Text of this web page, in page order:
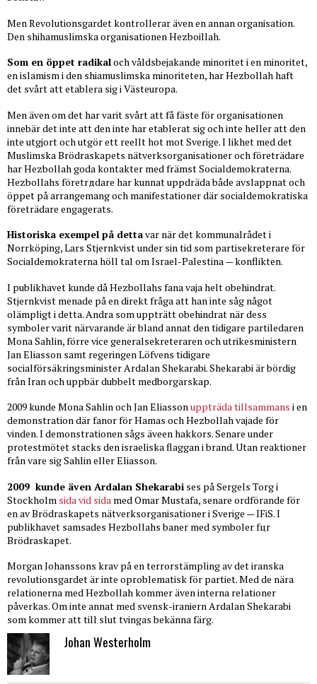
Men Revolutionsgardet kontrollerar även en annan organisation.
Den shihamuslimska organisationen Hezboillah.
Som en öppet radikaloch våldsbejakande minoritet i en minoritet,
en islamism i den shiamuslimska minoriteten, har Hezbollah haft
det svårt att etablera sig i Västeuropa.
Men även om det har varit svårt att få fäste för organisationen
innebär det inte att den inte har etablerat sig och inte heller att den
inte utgjort och utgör ett reellt hot mot Sverige. I likhet med det
Muslimska Brödraskapets nätverksorganisationer och företrädare
har Hezbollah goda kontakter med främst Socialdemokraterna.
Hezbollahs företrдdare har kunnat uppdräda både avslappnat och
öppet på arrangemang och manifestationer där socialdemokratiska
företrädare engagerats.
Historiska exempel på dettavar när det kommunalrådet i
Norrköping, Lars Stjernkvist under sin tid som partisekreterare för
Socialdemokraterna höll tal om Israel-Palestina — konflikten.
I publikhavet kunde då Hezbollahs fana vaja helt obehindrat.
Stjernkvist menade på en direkt fråga att han inte såg något
olämpligt i detta. Andra som uppträtt obehindrat när dess
symboler varit närvarande är bland annat den tidigare partiledaren
Mona Sahlin, förre vice generalsekreteraren och utrikesministern
Jan Eliasson samt regeringen Löfvens tidigare
socialförsäkringsminister Ardalan Shekarabi. Shekarabi är bördig
från Iran och uppbär dubbelt medborgarskap.
2009 kunde Mona Sahlin och Jan Eliassonuppträda tillsammans i en
demonstration där fanor för Hamas och Hezbollah vajade för
vinden. I demonstrationen sågs äveen hakkors. Senare under
protestmötet stacks den israeliska flaggan i brand. Utan reaktioner
från vare sig Sahlin eller Eliasson.
2009 kunde även Ardalan Shekarabi ses på Sergels Torg i
Stockholm sida vid sida med Omar Mustafa, senare ordförande för
en av Brödraskapets nätverksorganisationer i Sverige — IFiS. I
publikhavet samsades Hezbollahs baner med symboler fцr
Brödraskapet.
Morgan Johanssons krav på en terrorstämpling av det iranska
revolutionsgardet är inte oproblematisk för partiet. Med de nära
relationerna med Hezbollah kommer även interna relationer
påverkas. Om inte annat med svensk-iraniern Ardalan Shekarabi
som kommer att till slut tvingas bekänna färg.
Johan Westerholm